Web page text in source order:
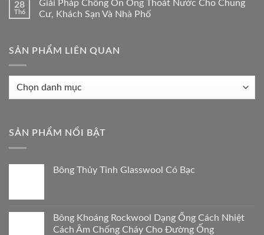
28
Th6
Giải Pháp Chống Ồn Ống Thoát Nước Cho Chung
Cư, Khách Sạn Và Nhà Phố
SẢN PHẨM LIÊN QUAN
Sản
SẢN PHẨM NỔI BẬT
Bông Thủy Tinh Glasswool Có Bạc
Bông Khoáng Rockwool Dạng Ống Cách Nhiệt
Cách Âm Chống Cháy Cho Đường Ống